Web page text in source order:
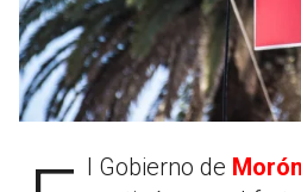
El Gobierno de Morón